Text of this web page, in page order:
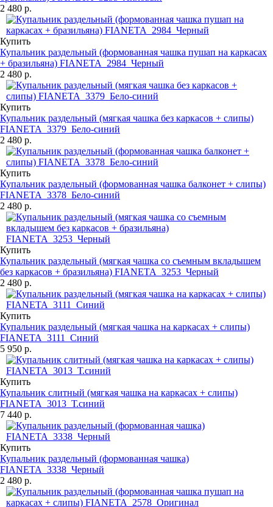
2 480 р.
Купить
Купальник раздельный (формованная чашка пушап на каркасах
+ бразильяна) FIANETA_2984_Черный
2 480 р.
Купить
Купальник раздельный (мягкая чашка без каркасов + слипы)
FIANETA_3379_Бело-синий
2 480 р.
Купить
Купальник раздельный (формованная чашка балконет + слипы)
FIANETA_3378_Бело-синий
2 480 р.
Купить
Купальник раздельный (мягкая чашка со съемным вкладышем
без каркасов + бразильяна) FIANETA_3253_Черный
2 480 р.
Купить
Купальник раздельный (мягкая чашка на каркасах + слипы)
FIANETA_3111_Синий
5 950 р.
Купить
Купальник слитный (мягкая чашка на каркасах + слипы)
FIANETA_3013_Т.синий
7 440 р.
Купить
Купальник раздельный (формованная чашка)
FIANETA_3338_Черный
2 480 р.